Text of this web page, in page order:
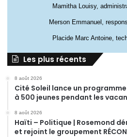
Mamitha Louisy,
Merson Emmanuel,
Placide Marc Antoine,
Les plus récents
8 août 2026
Cité Soleil lance un
à 500 jeunes pendant les
8 août 2026
Haïti – Politique | Rosemond
et rejoint le groupement